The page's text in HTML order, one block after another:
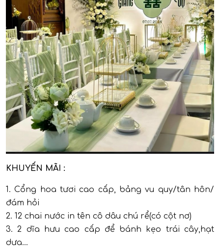
KHUYẾN MÃI :
1. Cổng hoa tươi cao cấp, bảng vu quy/tân hôn/
đám hỏi
2. 12 chai nước in tên cô dâu chú rể(có cột nơ)
3. 2 dĩa hưu cao cấp để bánh kẹo trái cây,hạt
dưa...